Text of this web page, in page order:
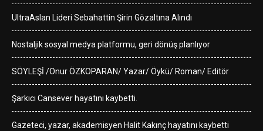
UltraAslan Lideri Sebahattin Şirin Gözaltına Alındı
Nostaljik sosyal medya platformu, geri dönüş planlıyor
SÖYLEŞİ /Onur ÖZKOPARAN/ Yazar/ Öykü/ Roman/ Editör
Şarkıcı Cansever hayatını kaybetti.
Gazeteci, yazar, akademisyen Halit Kakınç hayatını kaybetti